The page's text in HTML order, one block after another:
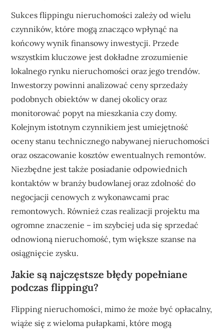
Sukces flippingu nieruchomości zależy od wielu
czynników, które mogą znacząco wpłynąć na
końcowy wynik finansowy inwestycji. Przede
wszystkim kluczowe jest dokładne zrozumienie
lokalnego rynku nieruchomości oraz jego trendów.
Inwestorzy powinni analizować ceny sprzedaży
podobnych obiektów w danej okolicy oraz
monitorować popyt na mieszkania czy domy.
Kolejnym istotnym czynnikiem jest umiejętność
oceny stanu technicznego nabywanej nieruchomości
oraz oszacowanie kosztów ewentualnych remontów.
Niezbędne jest także posiadanie odpowiednich
kontaktów w branży budowlanej oraz zdolność do
negocjacji cenowych z wykonawcami prac
remontowych. Również czas realizacji projektu ma
ogromne znaczenie – im szybciej uda się sprzedać
odnowioną nieruchomość, tym większe szanse na
osiągnięcie zysku.
Jakie są najczęstsze błędy popełniane
podczas flippingu?
Flipping nieruchomości, mimo że może być opłacalny,
wiąże się z wieloma pułapkami, które mogą